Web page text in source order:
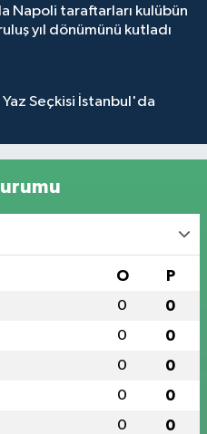
Napoli taraftarları kulübün
yıl dönümünü kutladı
Yaz Seçkisi İstanbul'da
O P
0 0
0 0
0 0
0 0
0 0